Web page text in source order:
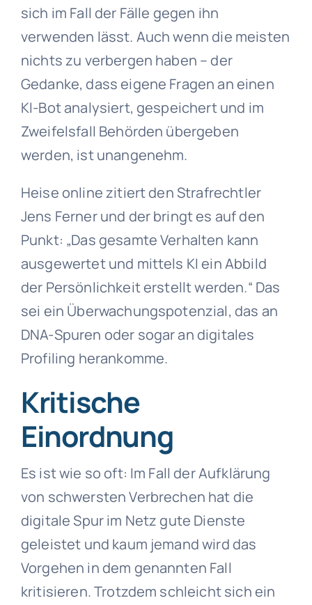
sich im Fall der Fälle gegen ihn
verwenden lässt. Auch wenn die meisten
nichts zu verbergen haben – der
Gedanke, dass eigene Fragen an einen
KI-Bot analysiert, gespeichert und im
Zweifelsfall Behörden übergeben
werden, ist unangenehm.
Heise online zitiert den Strafrechtler
Jens Ferner und der bringt es auf den
Punkt: „Das gesamte Verhalten kann
ausgewertet und mittels KI ein Abbild
der Persönlichkeit erstellt werden.“ Das
sei ein Überwachungspotenzial, das an
DNA-Spuren oder sogar an digitales
Profiling herankomme.
Kritische
Einordnung
Es ist wie so oft: Im Fall der Aufklärung
von schwersten Verbrechen hat die
digitale Spur im Netz gute Dienste
geleistet und kaum jemand wird das
Vorgehen in dem genannten Fall
kritisieren. Trotzdem schleicht sich ein